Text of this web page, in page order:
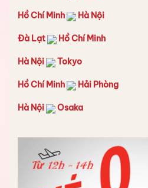
Hồ Chí Minh Hà Nội
Đà Lạt Hồ Chí Minh
Hà Nội Tokyo
Hồ Chí Minh Hải Phòng
Hà Nội Osaka